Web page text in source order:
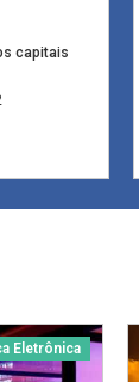
capitais
Eletrônica